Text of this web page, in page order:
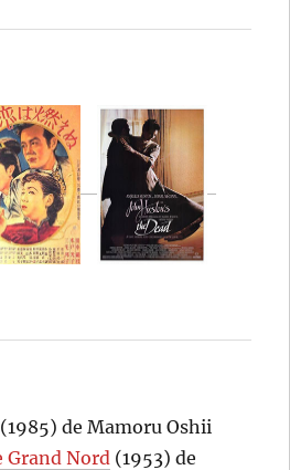
(1985) de Mamoru Oshii
Grand Nord (1953) de